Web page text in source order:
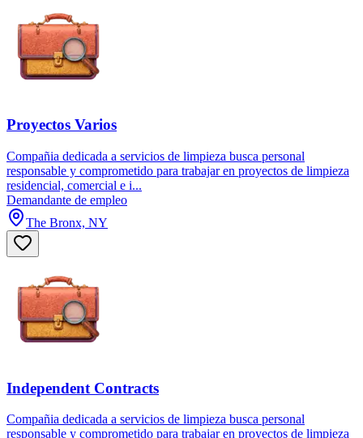
Proyectos Varios
Compañia dedicada a servicios de limpieza busca personal
responsable y comprometido para trabajar en proyectos de limpieza
residencial, comercial e i...
Demandante de empleo
The Bronx, NY
Independent Contracts
Compañia dedicada a servicios de limpieza busca personal
responsable y comprometido para trabajar en proyectos de limpieza